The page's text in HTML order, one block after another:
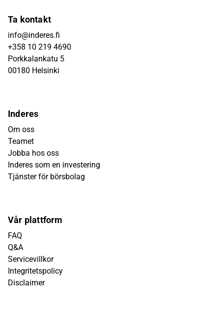
Ta kontakt
info@inderes.fi
+358 10 219 4690
Porkkalankatu 5
00180 Helsinki
Inderes
Om oss
Teamet
Jobba hos oss
Inderes som en investering
Tjänster för börsbolag
Vår plattform
FAQ
Q&A
Servicevillkor
Integritetspolicy
Disclaimer